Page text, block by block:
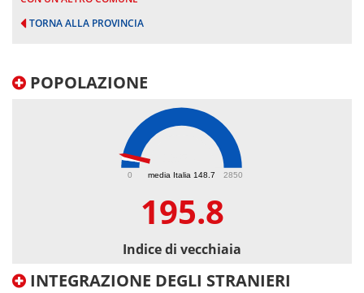
TORNA ALLA PROVINCIA
POPOLAZIONE
media Italia 148.7
0 2850
195.8
Indice di vecchiaia
INTEGRAZIONE DEGLI STRANIERI